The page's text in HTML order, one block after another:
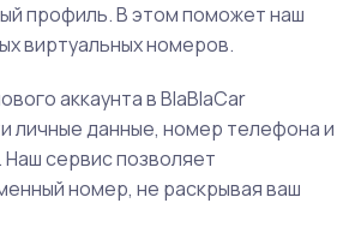
профиль. В этом поможет наш
виртуальных номеров.
аккаунта в BlaBlaCar
личные данные, номер телефона и
сервис позволяет
номер, не раскрывая ваш